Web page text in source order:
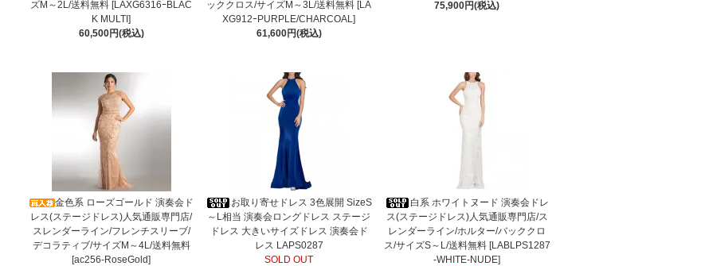
ズM～2L/送料無料 [LAXG6316ｰBLAC
K MULTI]
60,500円(税込)
ッククロス/サイズM～3L/送料無料 [LA
XG912ｰPURPLE/CHARCOAL]
61,600円(税込)
75,900円(税込)
金色系 ローズゴールド 演奏会ド
レス(ステージドレス)人気通販専門店/
スレンダーライン/フレンチスリーブ/
デコラティブ/サイズM～4L/送料無料
[ac256-RoseGold]
お取り寄せドレス 3色展開 SizeS
～L相当 演奏会ロングドレス ステージ
ドレス 大きいサイズドレス 演奏会ド
レス LAPS0287
SOLD OUT
白系 ホワイトヌード 演奏会ドレ
ス(ステージドレス)人気通販専門店/ス
レンダーライン/ホルター/バッククロ
ス/サイズS～L/送料無料 [LABLPS1287
-WHITE-NUDE]